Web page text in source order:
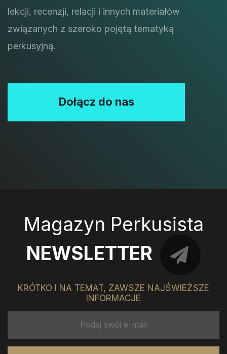
lekcji, recenzji, relacji i innych materiałów
związanych z szeroko pojętą tematyką
perkusyjną.
Dołącz do nas
Magazyn Perkusista
NEWSLETTER
KRÓTKO I NA TEMAT, ZAWSZE NAJŚWIEŻSZE
INFORMACJE